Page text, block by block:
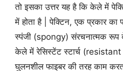
तो इसका उत्तर यह है कि केले में
में होता है | पेक्टिन, एक प्रकार
स्पंजी (spongy) संरचनात्मक रूप
केले में रेसिस्टेंट स्टार्च (resistant
घुलनशील फाइबर की तरह काम